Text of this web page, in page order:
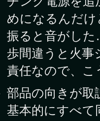
めになるんだけ
振ると音がし
歩間違うと火
責任なので、
部品の向きが
基本的にすべ